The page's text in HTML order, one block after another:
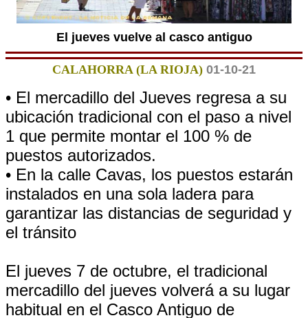
El jueves vuelve al casco antiguo
CALAHORRA (LA RIOJA) 01-10-21
• El mercadillo del Jueves regresa a su
ubicación tradicional con el paso a nivel
1 que permite montar el 100 % de
puestos autorizados.
• En la calle Cavas, los puestos estarán
instalados en una sola ladera para
garantizar las distancias de seguridad y
el tránsito
El jueves 7 de octubre, el tradicional
mercadillo del jueves volverá a su lugar
habitual en el Casco Antiguo de